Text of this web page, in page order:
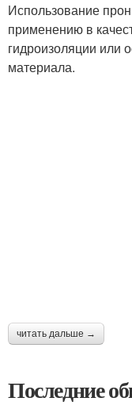
Использование
применению в
гидроизоляции или
материала.
читать дальше →
Последние